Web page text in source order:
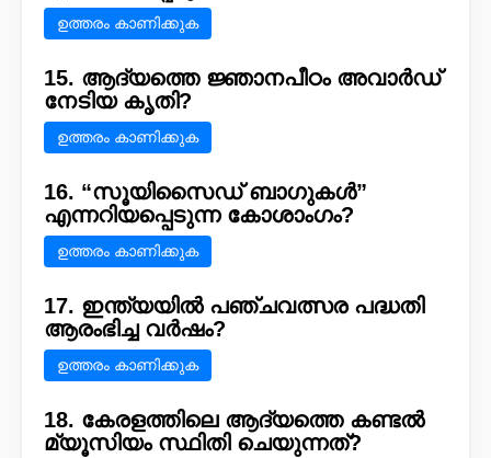
ഉത്തരം കാണിക്കുക
15. ആദ്യത്തെ ജ്ഞാനപീഠം അവാർഡ്
നേടിയ കൃതി?
ഉത്തരം കാണിക്കുക
16. “സൂയിസൈഡ് ബാഗുകൾ”
എന്നറിയപ്പെടുന്ന കോശാംഗം?
ഉത്തരം കാണിക്കുക
17. ഇന്ത്യയിൽ പഞ്ചവത്സര പദ്ധതി
ആരംഭിച്ച വർഷം?
ഉത്തരം കാണിക്കുക
18. കേരളത്തിലെ ആദ്യത്തെ കണ്ടൽ
മ്യൂസിയം സ്ഥിതി ചെയുന്നത്?